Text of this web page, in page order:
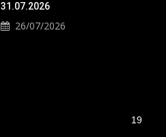
31.07.2026
26/07/2026
19